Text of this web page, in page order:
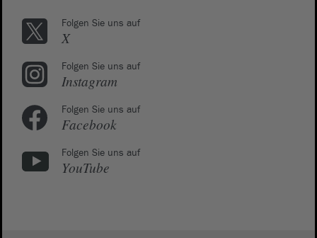
Folgen Sie uns auf
X
Folgen Sie uns auf
Instagram
Folgen Sie uns auf
Facebook
Folgen Sie uns auf
YouTube